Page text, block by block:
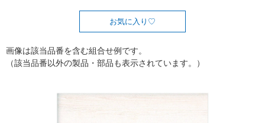
お気に入り
画像は該当品番を含む組合せ例です。
（該当品番以外の製品・部品も表示されています。）